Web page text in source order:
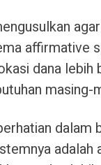
affirmative
dana lebih
masing-
dalam